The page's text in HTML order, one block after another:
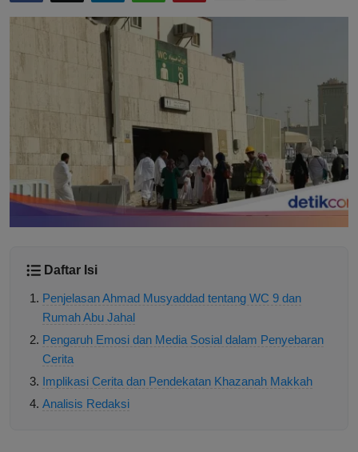
Daftar Isi
Penjelasan Ahmad Musyaddad tentang WC 9 dan
Rumah Abu Jahal
Pengaruh Emosi dan Media Sosial dalam Penyebaran
Cerita
Implikasi Cerita dan Pendekatan Khazanah Makkah
Analisis Redaksi